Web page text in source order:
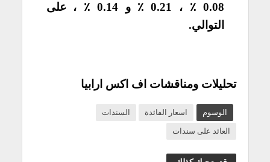
0.08 ٪ ، 0.21 ٪ و 0.14 ٪ ، على
التوالي.
تحليلات ومناقشات اف اكس ارابيا
الوسوم اسعار الفائدة
السندات
العائد على سندات